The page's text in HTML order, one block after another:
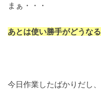
まぁ・・・
あとは使い勝手がどうな
今日作業したばかりだし、